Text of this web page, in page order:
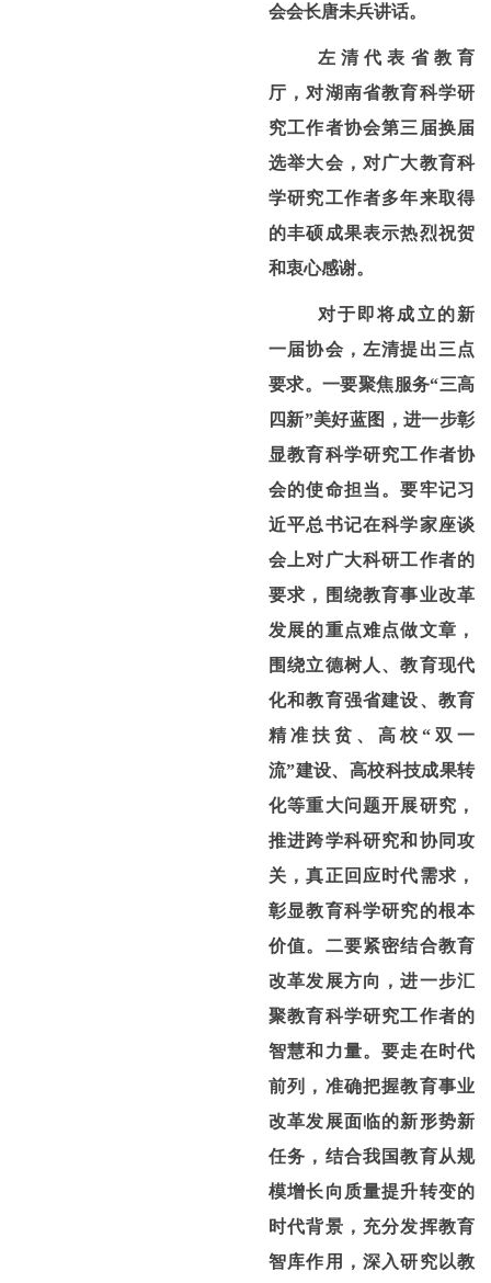
会会长唐未兵讲话。
左清代表省教育
厅，对湖南省教育科学研
究工作者协会第三届换届
选举大会，对广大教育科
学研究工作者多年来取得
的丰硕成果表示热烈祝贺
和衷心感谢。
对于即将成立的新
一届协会，左清提出三点
要求。一要聚焦服务“三高
四新”美好蓝图，进一步彰
显教育科学研究工作者协
会的使命担当。要牢记习
近平总书记在科学家座谈
会上对广大科研工作者的
要求，围绕教育事业改革
发展的重点难点做文章，
围绕立德树人、教育现代
化和教育强省建设、教育
精准扶贫、高校“双一
流”建设、高校科技成果转
化等重大问题开展研究，
推进跨学科研究和协同攻
关，真正回应时代需求，
彰显教育科学研究的根本
价值。 二要紧密结合教育
改革发展方向，进一步汇
聚教育科学研究工作者的
智慧和力量。要走在时代
前列，准确把握教育事业
改革发展面临的新形势新
任务，结合我国教育从规
模增长向质量提升转变的
时代背景，充分发挥教育
智库作用，深入研究以教